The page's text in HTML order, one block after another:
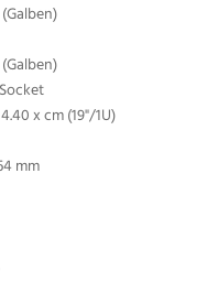
x cm (19"/1U)
mm